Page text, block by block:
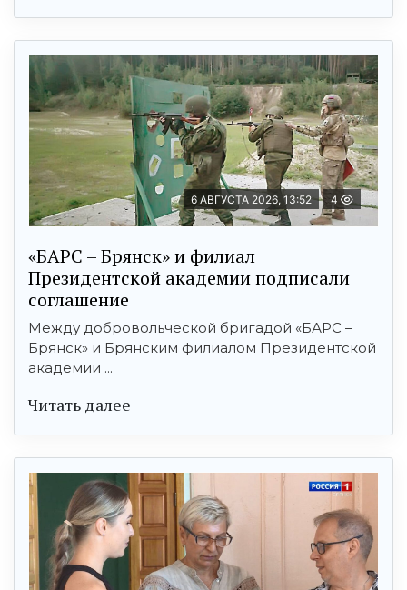
6 АВГУСТА 2026, 13:52 4
«БАРС – Брянск» и филиал
Президентской академии подписали
соглашение
Между добровольческой бригадой «БАРС –
Брянск» и Брянским филиалом Президентской
академии ...
Читать далее